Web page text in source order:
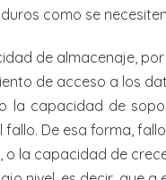
como se
de almacenaje,
de acceso a los
la capacidad de
fallo. De esa forma,
o la capacidad de